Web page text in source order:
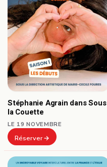
Stéphanie Agrain dans Sous
la Couette
LE 19 NOVEMBRE
Réserver